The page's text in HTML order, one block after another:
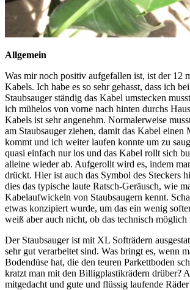
Allgemein
Was mir noch positiv aufgefallen ist, ist der 12
Kabels. Ich habe es so sehr gehasst, dass ich
Staubsauger ständig das Kabel umstecken
ich mühelos von vorne nach hinten durchs
Kabels ist sehr angenehm. Normalerweise
am Staubsauger ziehen, damit das Kabel einen
kommt und ich weiter laufen konnte um zu
quasi einfach nur los und das Kabel rollt sich
alleine wieder ab. Aufgerollt wird es, indem
drückt. Hier ist auch das Symbol des Steckers
dies das typische laute Ratsch-Geräusch, wie
Kabelaufwickeln von Staubsaugern kennt.
etwas konzipiert wurde, um das ein wenig
weiß aber auch nicht, ob das technisch möglich
Der Staubsauger ist mit XL Softrädern
sehr gut verarbeitet sind. Was bringt es, wenn
Bodendüse hat, die den teuren Parkettboden
kratzt man mit den Billigplastikrädern drüber?
mitgedacht und gute und flüssig laufende